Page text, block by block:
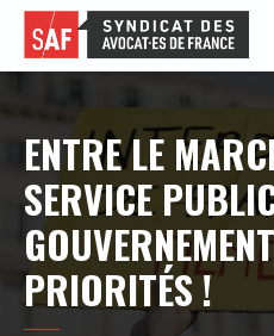
ENTRE LE
SERVICE
PRIORITÉS !